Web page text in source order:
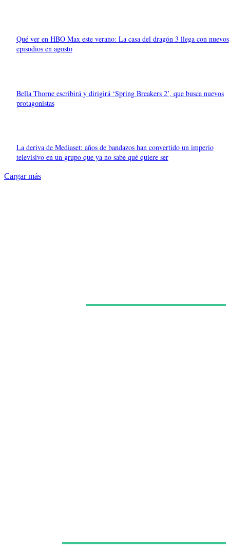
Qué ver en HBO Max este verano: La casa del dragón 3 llega con nuevos
episodios en agosto
Bella Thorne escribirá y dirigirá ‘Spring Breakers 2’, que busca nuevos
protagonistas
La deriva de Mediaset: años de bandazos han convertido un imperio
televisivo en un grupo que ya no sabe qué quiere ser
Cargar más